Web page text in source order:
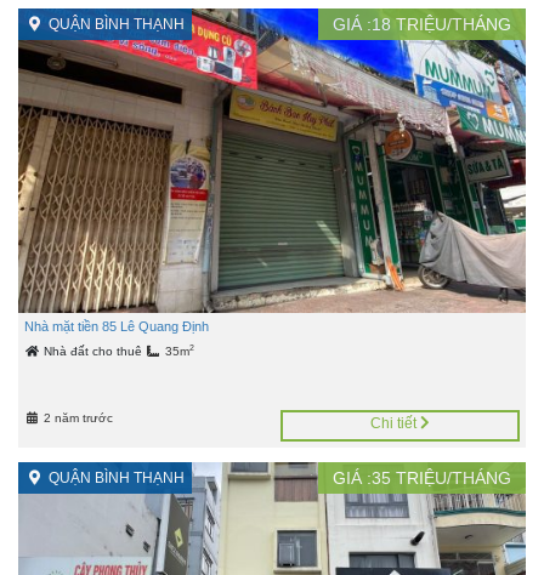
QUẬN BÌNH THẠNH GIÁ :18 TRIỆU/THÁNG
Nhà mặt tiền 85 Lê Quang Định
Nhà đất cho thuê 35m2
2 năm trước Chi tiết
QUẬN BÌNH THẠNH GIÁ :35 TRIỆU/THÁNG